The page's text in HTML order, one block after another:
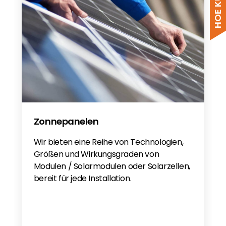
Zonnepanelen
Wir bieten eine Reihe von Technologien,
Größen und Wirkungsgraden von
Modulen / Solarmodulen oder Solarzellen,
bereit für jede Installation.